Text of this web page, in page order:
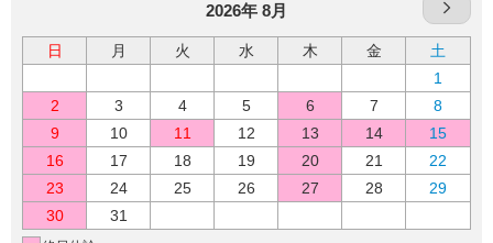
2026年 8月
日 月 火 水 木 金
土
1
2
3 4 5 6 7
8
9
10 11 12 13 14
15
16
17 18 19 20 21
22
23
24 25 26 27 28
29
30
31